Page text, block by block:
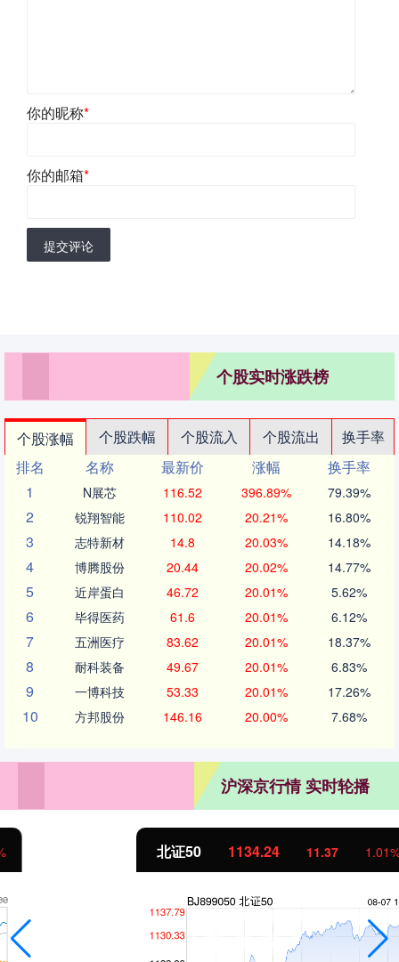
你的昵称*
你的邮箱*
提交评论
个股实时涨跌榜
个股涨幅 个股跌幅 个股流入 个股流出
换手率
排名
名称 最新价 涨幅
换手率
1
N展芯 116.52 396.89% 79.39%
2 锐翔智能 110.02 20.21% 16.80%
3 志特新材 14.8 20.03% 14.18%
4 博腾股份 20.44 20.02% 14.77%
5 近岸蛋白 46.72 20.01% 5.62%
6 毕得医药 61.6 20.01% 6.12%
7 五洲医疗 83.62 20.01% 18.37%
8 耐科装备 49.67 20.01% 6.83%
9 一博科技 53.33 20.01% 17.26%
10 方邦股份 146.16 20.00% 7.68%
沪深京行情 实时轮播
1134.24 11.37 1.01%